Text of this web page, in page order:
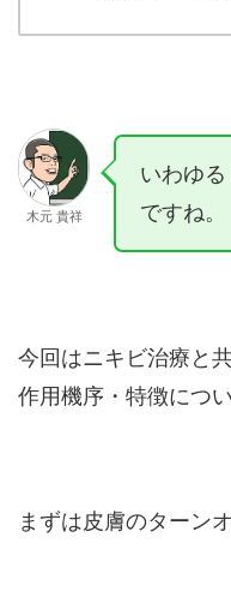
木元 貴祥
いわゆ
ですね。
今回はニキビ治療と
作用機序・特徴につ
まずは皮膚のターン